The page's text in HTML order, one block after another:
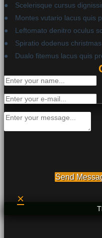
Scelerisque cursus
Montes vutario lacus quis
Leftomato denitro oculus
Spiratio dodenus
Dualo fitemus lacus quis
Send
×